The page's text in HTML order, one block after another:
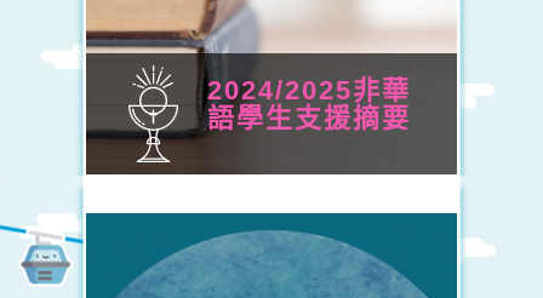
2024/2025非華
語學生支援摘要